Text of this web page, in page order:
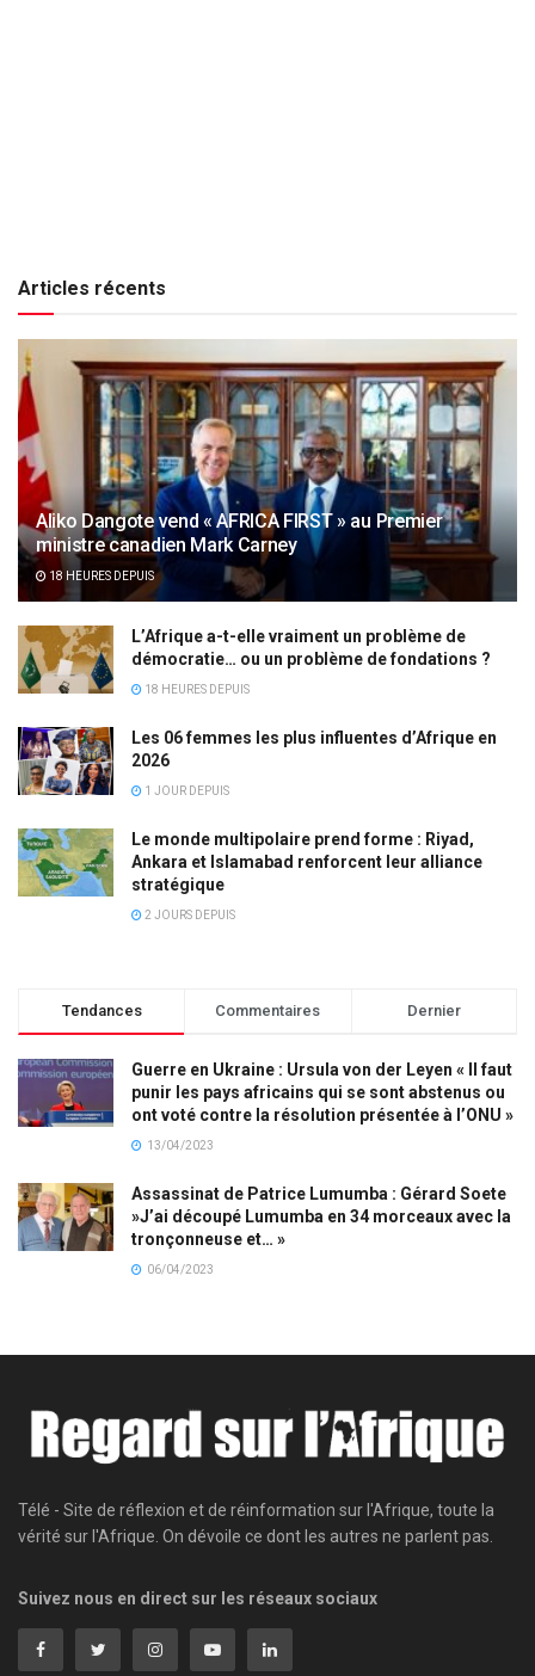
Articles récents
Aliko Dangote vend « AFRICA FIRST » au Premier
ministre canadien Mark Carney
18 HEURES DEPUIS
L’Afrique a-t-elle vraiment un problème de
démocratie… ou un problème de fondations ?
18 HEURES DEPUIS
Les 06 femmes les plus influentes d’Afrique en
2026
1 JOUR DEPUIS
Le monde multipolaire prend forme : Riyad,
Ankara et Islamabad renforcent leur alliance
stratégique
2 JOURS DEPUIS
Tendances Commentaires Dernier
Guerre en Ukraine : Ursula von der Leyen « Il faut
punir les pays africains qui se sont abstenus ou
ont voté contre la résolution présentée à l’ONU »
13/04/2023
Assassinat de Patrice Lumumba : Gérard Soete
»J’ai découpé Lumumba en 34 morceaux avec la
tronçonneuse et… »
06/04/2023
Télé - Site de réflexion et de réinformation sur l'Afrique, toute la
vérité sur l'Afrique. On dévoile ce dont les autres ne parlent pas.
Suivez nous en direct sur les réseaux sociaux